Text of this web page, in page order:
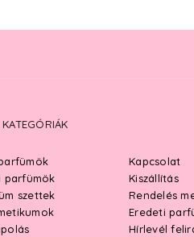
parfümök
szettek
Kapcsolat
Kiszállítás
Rendelés
Eredeti
Hírlevél